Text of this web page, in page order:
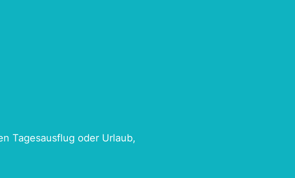
Tagesausflug oder Urlaub,